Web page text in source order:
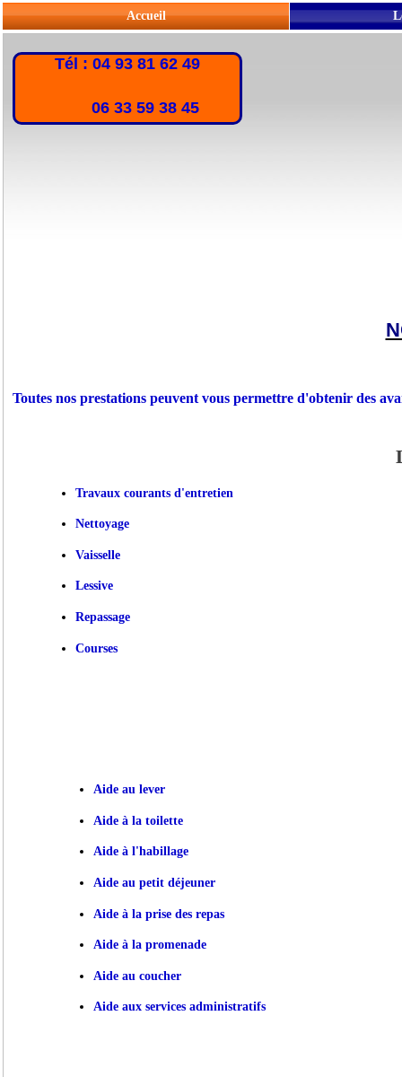
Accueil
Tél : 04 93 81 62 49
06 33 59 38 45
Toutes nos prestations peuvent vous permettre d'obtenir des
Travaux courants d'entretien
Nettoyage
Vaisselle
Lessive
Repassage
Courses
Aide au lever
Aide à la toilette
Aide à l'habillage
Aide au petit déjeuner
Aide à la prise des repas
Aide à la promenade
Aide au coucher
Aide aux services administratifs